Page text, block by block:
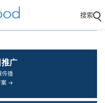
搜索
广
传播
案 →